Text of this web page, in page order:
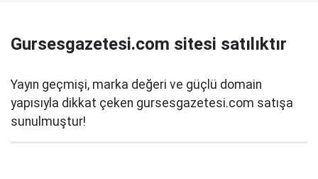
Gursesgazetesi.com sitesi satılıktır
Yayın geçmişi, marka değeri ve güçlü domain
yapısıyla dikkat çeken gursesgazetesi.com satışa
sunulmuştur!